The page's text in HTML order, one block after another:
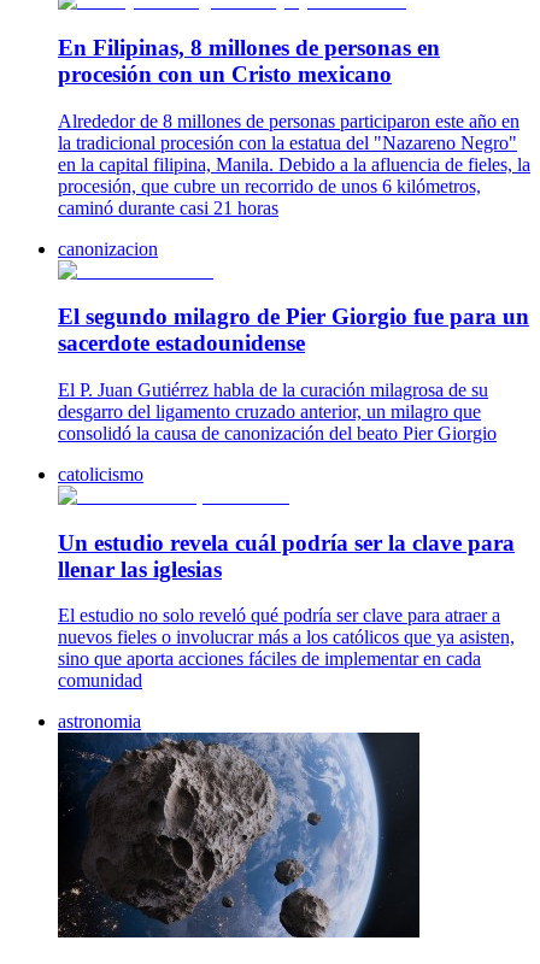
En Filipinas, 8 millones de personas en
procesión con un Cristo mexicano
Alrededor de 8 millones de personas participaron este año en
la tradicional procesión con la estatua del "Nazareno Negro"
en la capital filipina, Manila. Debido a la afluencia de fieles, la
procesión, que cubre un recorrido de unos 6 kilómetros,
caminó durante casi 21 horas
canonizacion
El segundo milagro de Pier Giorgio fue para un
sacerdote estadounidense
El P. Juan Gutiérrez habla de la curación milagrosa de su
desgarro del ligamento cruzado anterior, un milagro que
consolidó la causa de canonización del beato Pier Giorgio
catolicismo
Un estudio revela cuál podría ser la clave para
llenar las iglesias
El estudio no solo reveló qué podría ser clave para atraer a
nuevos fieles o involucrar más a los católicos que ya asisten,
sino que aporta acciones fáciles de implementar en cada
comunidad
astronomia